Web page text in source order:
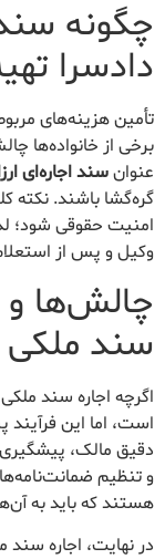
چگونه سند
دادسرا
تأمین هزینه‌های
برخی از خانواده‌ها
عنوانسند اجاره‌ای
گره‌گشا باشند. نکته
امنیت حقوقی شود؛
وکیل و پس از
چالش‌ها و
سند ملکی
اگرچه اجاره سند
است، اما این
دقیق مالک، پیشگیری
و تنظیم
هستند که باید به
در نهایت، اجاره